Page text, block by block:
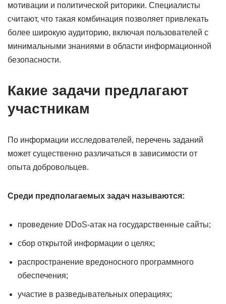
мотивации и политической риторики. Специалисты
считают, что такая комбинация позволяет привлекать
более широкую аудиторию, включая пользователей с
минимальными знаниями в области информационной
безопасности.
Какие задачи предлагают
участникам
По информации исследователей, перечень заданий
может существенно различаться в зависимости от
опыта добровольцев.
Среди предполагаемых задач называются:
проведение DDoS-атак на государственные сайты;
сбор открытой информации о целях;
распространение вредоносного программного
обеспечения;
участие в разведывательных операциях;